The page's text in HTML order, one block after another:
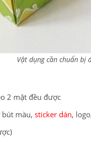
Vật dụng cần chuẩn bị
2 mặt đều được
bút màu, sticker dán,